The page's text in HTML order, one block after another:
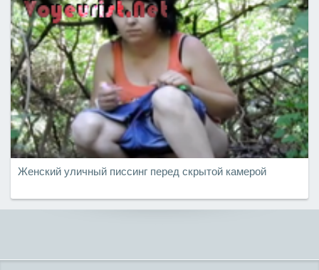
Женский уличный писсинг перед скрытой камерой